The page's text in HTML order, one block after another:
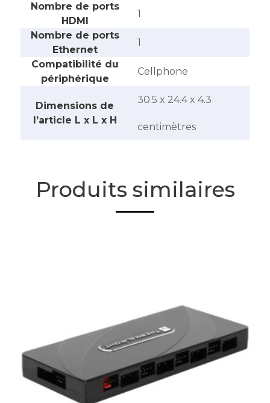
Nombre de ports
HDMI
‎1
Nombre de ports
Ethernet
‎1
Compatibilité du
périphérique
‎Cellphone
Dimensions de
l’article L x L x H
‎30.5 x 24.4 x 4.3
centimètres
Produits similaires